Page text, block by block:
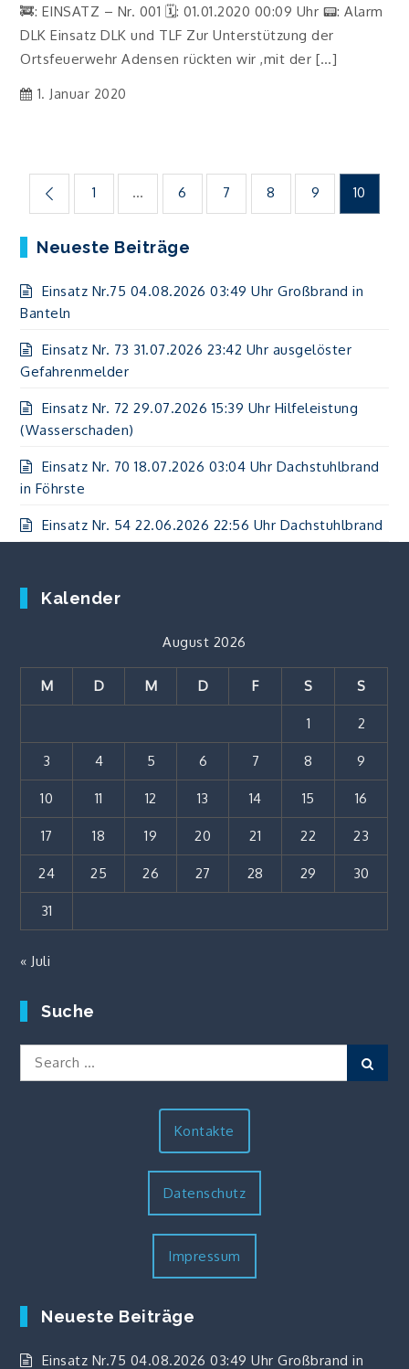
🚒: EINSATZ – Nr. 001 🗓: 01.01.2020 00:09 Uhr 📟: Alarm
DLK Einsatz DLK und TLF Zur Unterstützung der
Ortsfeuerwehr Adensen rückten wir ,mit der […]
1. Januar 2020
Seitennummerierung
der
Beiträge
1 … 6 7 8 9 10
Neueste Beiträge
Einsatz Nr.75 04.08.2026 03:49 Uhr Großbrand in
Banteln
Einsatz Nr. 73 31.07.2026 23:42 Uhr ausgelöster
Gefahrenmelder
Einsatz Nr. 72 29.07.2026 15:39 Uhr Hilfeleistung
(Wasserschaden)
Einsatz Nr. 70 18.07.2026 03:04 Uhr Dachstuhlbrand
in Föhrste
Einsatz Nr. 54 22.06.2026 22:56 Uhr Dachstuhlbrand
Kalender
August 2026
M D M D F S S
1 2
3 4 5 6 7 8 9
10 11 12 13 14 15 16
17 18 19 20 21 22 23
24 25 26 27 28 29 30
31
« Juli
Suche
Search
Kontakte
Datenschutz
Impressum
Neueste Beiträge
Einsatz Nr.75 04.08.2026 03:49 Uhr Großbrand in